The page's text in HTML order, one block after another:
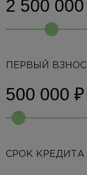
ПЕРВЫЙ ВЗНОС
СРОК КРЕДИТА